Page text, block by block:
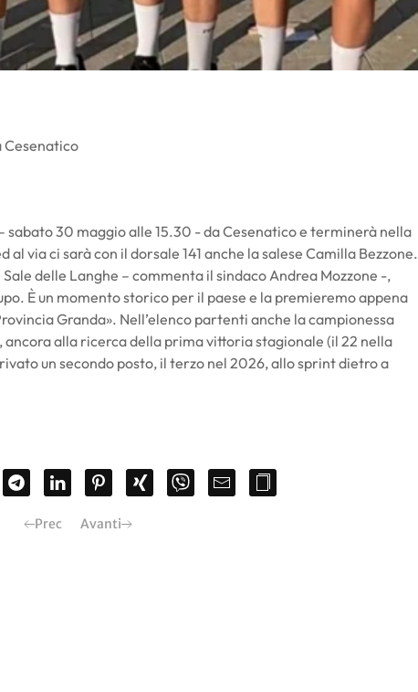
Cesenatico
sabato 30 maggio alle 15.30 - da Cesenatico e terminerà nella
al via ci sarà con il dorsale 141 anche la salese Camilla Bezzone.
delle Langhe – commenta il sindaco Andrea Mozzone -,
È un momento storico per il paese e la premieremo appena
Granda». Nell’elenco partenti anche la campionessa
ancora alla ricerca della prima vittoria stagionale (il 22 nella
un secondo posto, il terzo nel 2026, allo sprint dietro a
Prec Avanti